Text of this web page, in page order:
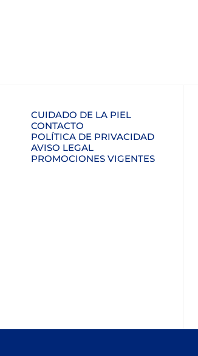
CUIDADO DE LA PIEL
CONTACTO
POLÍTICA DE PRIVACIDAD
AVISO LEGAL
PROMOCIONES VIGENTES